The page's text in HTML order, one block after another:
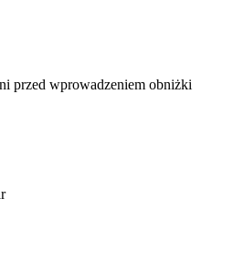
przed wprowadzeniem obniżki